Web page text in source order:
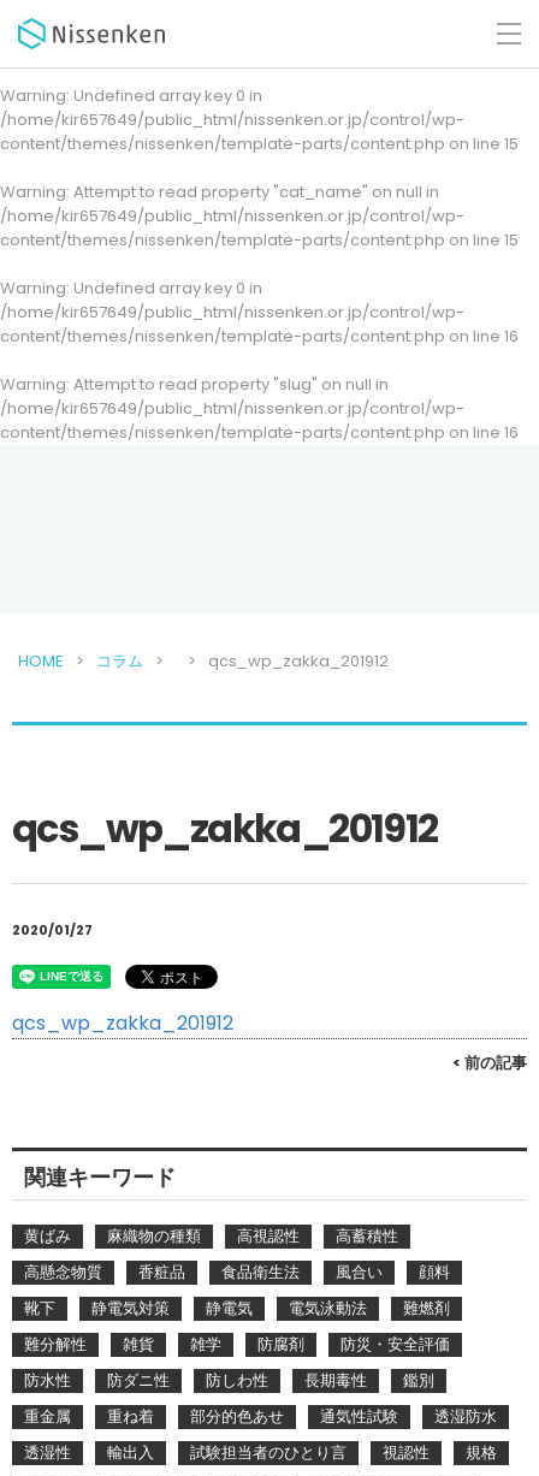
Warning: Undefined array key 0 in
/home/kir657649/public_html/nissenken.or.jp/control/wp-
content/themes/nissenken/template-parts/content.php on line 15
Warning: Attempt to read property "cat_name" on null in
/home/kir657649/public_html/nissenken.or.jp/control/wp-
content/themes/nissenken/template-parts/content.php on line 15
Warning: Undefined array key 0 in
/home/kir657649/public_html/nissenken.or.jp/control/wp-
content/themes/nissenken/template-parts/content.php on line 16
Warning: Attempt to read property "slug" on null in
/home/kir657649/public_html/nissenken.or.jp/control/wp-
content/themes/nissenken/template-parts/content.php on line 16
HOME コラム qcs_wp_zakka_201912
qcs_wp_zakka_201912
2020/01/27
qcs_wp_zakka_201912
< 前の記事
関連キーワード
黄ばみ 麻織物の種類 高視認性
高蓄積性
高懸念物質
香粧品 食品衛生法 風合い
顔料
靴下
静電気対策 静電気 電気泳動法
難燃剤
難分解性
雑貨 雑学 防腐剤
防災・安全評価
防水性
防ダニ性 防しわ性 長期毒性
鑑別
重金属
重ね着 部分的色あせ 通気性試験
透湿防水
透湿性
輸出入 試験担当者のひとり言 視認性
規格